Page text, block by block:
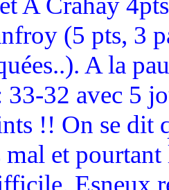
(5 pts, 3
A la
33-32 avec 5
!! On se dit
et pourtant
Esneux